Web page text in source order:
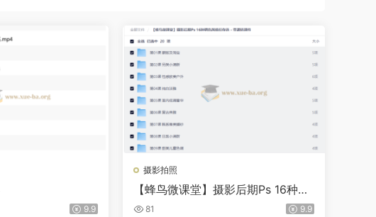
9.9
摄影拍照
【蜂鸟微课堂】摄影后期Ps 16种调
色风格任你选 - 带源码课件
81 9.9